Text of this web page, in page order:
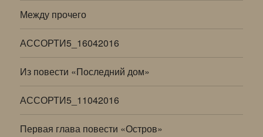
Между прочего
АССОРТИ5_16042016
Из повести «Последний дом»
АССОРТИ5_11042016
Первая глава повести «Остров»